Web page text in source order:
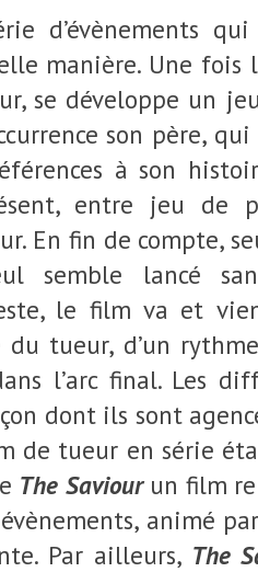
d’évènements
manière. Une fois
se développe un
son père,
à son
entre jeu de
En fin de compte,
semble lancé
le film va et
tueur, d’un
l’arc final. Les
dont ils sont
de tueur en série
The Saviourun film
animé
Par ailleurs, The